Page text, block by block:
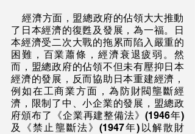
    經濟方面，盟總政府的佔領大大推動
了日本經濟的復甦及發展，為一福。日
本經濟受二次大戰的拖累而陷入嚴重的
困難，百業蕭條，經濟衰退疲弱。然
而，盟總政府的佔領不但未有壓抑日本
經濟的發展，反而協助日本重建經濟，
例如在工商業方面，為防財閥壟斷經
濟，限制了中、小企業的發展，盟總政
府頒布了《企業再建整備法》(1946年)
及《禁止壟斷法》(1947年)以解散財